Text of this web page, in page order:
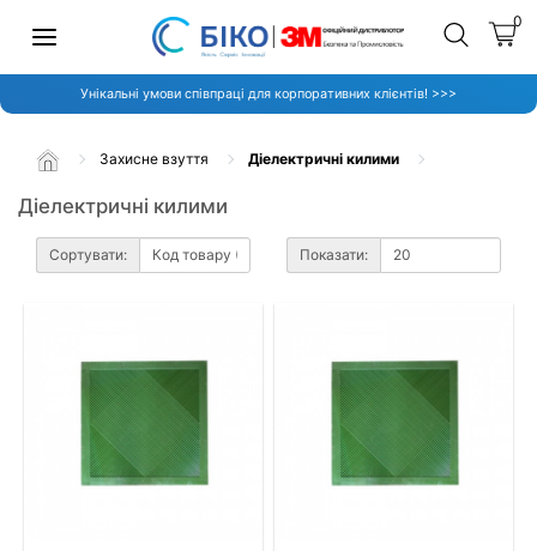
0
Унікальні умови співпраці для корпоративних клієнтів! >>>
Захисне взуття Діелектричні килими
Діелектричні килими
Сортувати: Показати: